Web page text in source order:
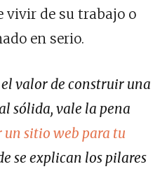
vivir de su trabajo o
en serio.
valor de construir una
sólida, vale la pena
un sitio web para tu
se explican los pilares